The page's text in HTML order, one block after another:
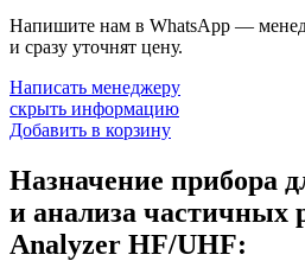
Напишите нам в WhatsApp —
и сразу уточнят цену.
Написать менеджеру
скрыть информацию
Добавить в корзину
Назначение прибора
и анализа частичных
Analyzer HF/UHF: